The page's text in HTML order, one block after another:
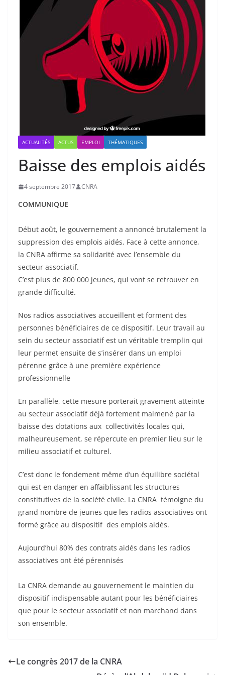
ACTUALITÉS ACTUS EMPLOI THÉMATIQUES
Baisse des emplois aidés
4 septembre 2017 CNRA
COMMUNIQUE
Début août, le gouvernement a annoncé brutalement la
suppression des emplois aidés. Face à cette annonce,
la CNRA affirme sa solidarité avec l’ensemble du
secteur associatif.
C’est plus de 800 000 jeunes, qui vont se retrouver en
grande difficulté.
Nos radios associatives accueillent et forment des
personnes bénéficiaires de ce dispositif. Leur travail au
sein du secteur associatif est un véritable tremplin qui
leur permet ensuite de s’insérer dans un emploi
pérenne grâce à une première expérience
professionnelle
En parallèle, cette mesure porterait gravement atteinte
au secteur associatif déjà fortement malmené par la
baisse des dotations aux collectivités locales qui,
malheureusement, se répercute en premier lieu sur le
milieu associatif et culturel.
C’est donc le fondement même d’un équilibre sociétal
qui est en danger en affaiblissant les structures
constitutives de la société civile. La CNRA témoigne du
grand nombre de jeunes que les radios associatives ont
formé grâce au dispositif des emplois aidés.
Aujourd’hui 80% des contrats aidés dans les radios
associatives ont été pérennisés
La CNRA demande au gouvernement le maintien du
dispositif indispensable autant pour les bénéficiaires
que pour le secteur associatif et non marchand dans
son ensemble.
Le congrès 2017 de la CNRA